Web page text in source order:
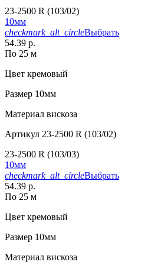
23-2500 R (103/02)
10мм
checkmark_alt_circleВыбрать
54.39 р.
По 25 м
Цвет кремовый
Размер 10мм
Материал вискоза
Артикул 23-2500 R (103/02)
23-2500 R (103/03)
10мм
checkmark_alt_circleВыбрать
54.39 р.
По 25 м
Цвет кремовый
Размер 10мм
Материал вискоза